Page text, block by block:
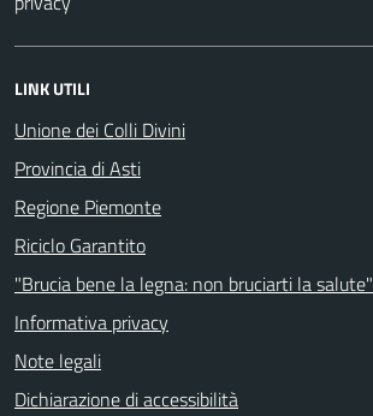
LINK UTILI
Unione dei Colli Divini
Provincia di Asti
Regione Piemonte
Riciclo Garantito
"Brucia bene la legna: non bruciarti la salute"
Informativa privacy
Note legali
Dichiarazione di accessibilità